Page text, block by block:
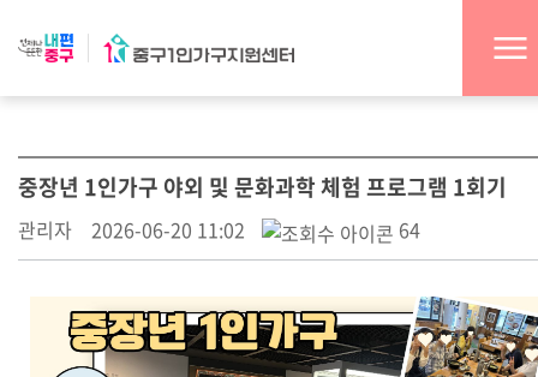
중장년 1인가구 야외 및 문화과학 체험 프로그램 1회기
관리자 2026-06-20 11:02 64